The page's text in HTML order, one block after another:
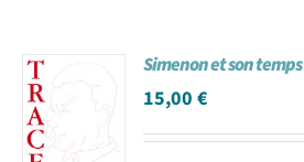
Simenon et son temps
15,00€